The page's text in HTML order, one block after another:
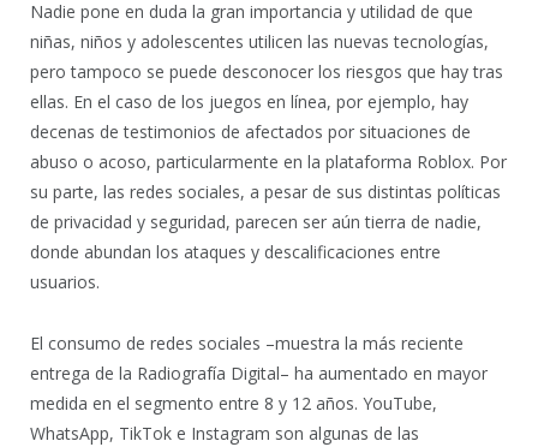
Nadie pone en duda la gran importancia y utilidad de que
niñas, niños y adolescentes utilicen las nuevas tecnologías,
pero tampoco se puede desconocer los riesgos que hay tras
ellas. En el caso de los juegos en línea, por ejemplo, hay
decenas de testimonios de afectados por situaciones de
abuso o acoso, particularmente en la plataforma Roblox. Por
su parte, las redes sociales, a pesar de sus distintas políticas
de privacidad y seguridad, parecen ser aún tierra de nadie,
donde abundan los ataques y descalificaciones entre
usuarios.
El consumo de redes sociales –muestra la más reciente
entrega de la Radiografía Digital– ha aumentado en mayor
medida en el segmento entre 8 y 12 años. YouTube,
WhatsApp, TikTok e Instagram son algunas de las